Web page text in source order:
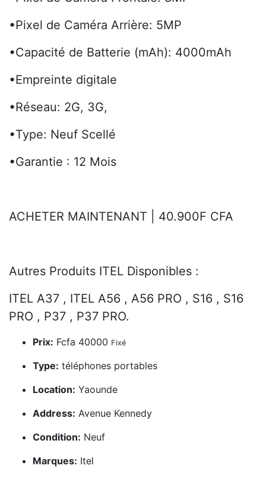
•Pixel de Caméra Arrière: 5MP
•Capacité de Batterie (mAh): 4000mAh
•Empreinte digitale
•Réseau: 2G, 3G,
•Type: Neuf Scellé
•Garantie : 12 Mois
ACHETER MAINTENANT | 40.900F CFA
Autres Produits ITEL Disponibles :
ITEL A37 , ITEL A56 , A56 PRO , S16 , S16
PRO , P37 , P37 PRO.
Prix: Fcfa 40000 Fixé
Type: téléphones portables
Location: Yaounde
Address: Avenue Kennedy
Condition: Neuf
Marques: Itel